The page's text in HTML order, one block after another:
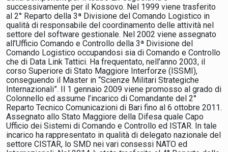
successivamente per il Kossovo. Nel 1999 viene trasferito
al 2° Reparto della 3ª Divisione del Comando Logistico in
qualità di responsabile del coordinamento delle attività nel
settore del software gestionale. Nel 2002 viene assegnato
all’Ufficio Comando e Controllo della 3ª Divisione del
Comando Logistico occupandosi sia di Comando e Controllo
che di Data Link Tattici. Ha frequentato, nell’anno 2003, il
corso Superiore di Stato Maggiore Interforze (ISSMI),
conseguendo il Master in “Scienze Militari Strategiche
Internazionali”. Il 1 gennaio 2009 viene promosso al grado di
Colonnello ed assume l’incarico di Comandante del 2°
Reparto Tecnico Comunicazioni di Bari fino al 6 ottobre 2011.
Assegnato allo Stato Maggiore della Difesa quale Capo
Ufficio dei Sistemi di Comando e Controllo ed ISTAR. In tale
incarico ha rappresentato in qualità di delegato nazionale del
settore CISTAR, lo SMD nei vari consessi NATO ed